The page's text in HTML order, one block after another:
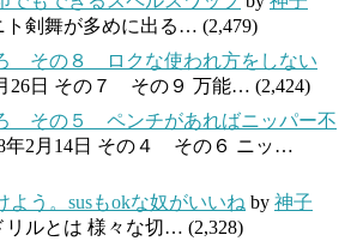
ト剣舞が多めに出る… (2,479)
その８ ロクな使われ方をしない
26日 その７ その９ 万能… (2,424)
その５ ペンチがあればニッパー不
年2月14日 その４ その６ ニッ…
よう。susもokな奴がいいね by 神子
リルとは 様々な切… (2,328)